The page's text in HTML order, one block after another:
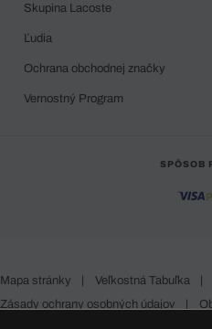
Skupina Lacoste
Ľudia
Ochrana obchodnej značky
Vernostný Program
SPÔSOB
Mapa stránky | Veľkostná Tabuľka
|
Zásady ochrany osobných údajov
|